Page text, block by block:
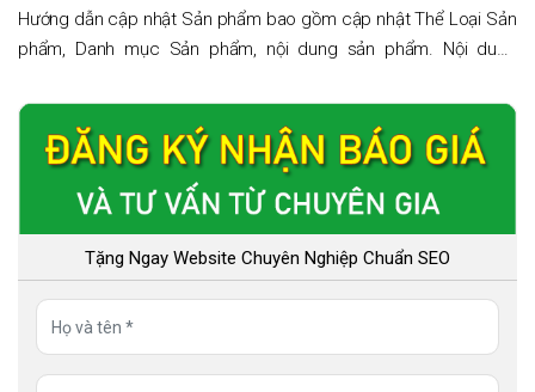
Hướng dẫn cập nhật Sản phẩm bao gồm cập nhật Thể Loại Sản
phẩm, Danh mục Sản phẩm, nội dung sản phẩm. Nội dung
cho người dùng mới sử dụng
Tặng Ngay Website Chuyên Nghiệp Chuẩn SEO